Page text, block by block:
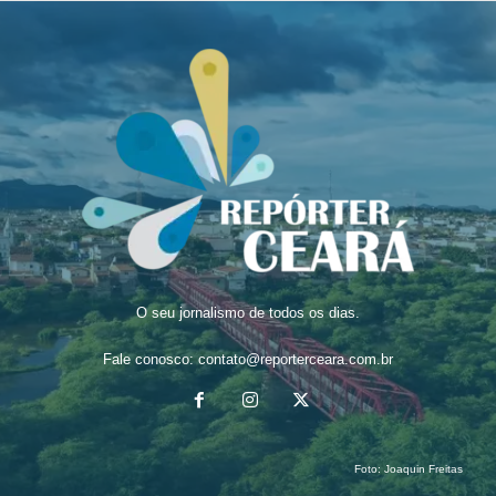
O seu jornalismo de todos os dias.
Fale conosco: contato@reporterceara.com.br
Foto: Joaquin Freitas